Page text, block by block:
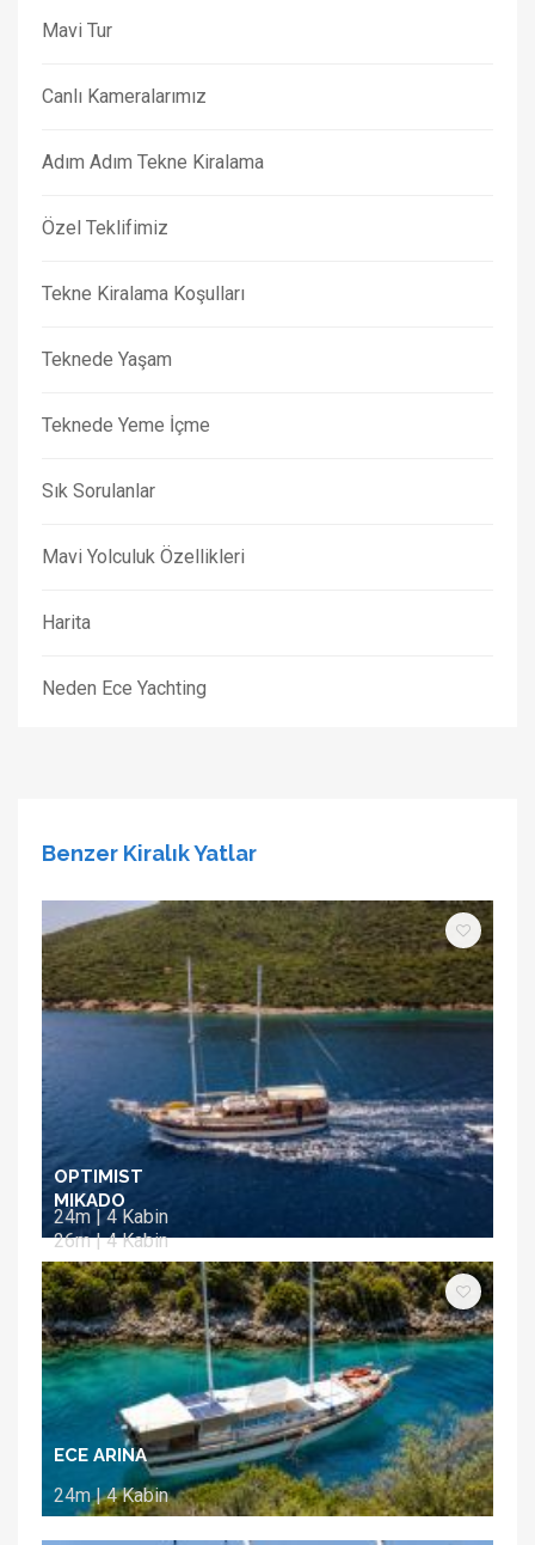
Mavi Tur
Canlı Kameralarımız
Adım Adım Tekne Kiralama
Özel Teklifimiz
Tekne Kiralama Koşulları
Teknede Yaşam
Teknede Yeme İçme
Sık Sorulanlar
Mavi Yolculuk Özellikleri
Harita
Neden Ece Yachting
Benzer Kiralık Yatlar
OPTIMIST
24m | 4 Kabin
MIKADO
26m | 4 Kabin
ECE ARINA
24m | 4 Kabin